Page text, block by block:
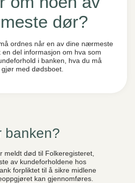
dør?
ordnes når en av dine nærmeste
del informasjon om hva som
i banken, hva du må
med dødsboet.
banken?
meldt død til Folkeregisteret,
av kundeforholdene hos
forpliktet til å sikre midlene
kan gjennomføres.